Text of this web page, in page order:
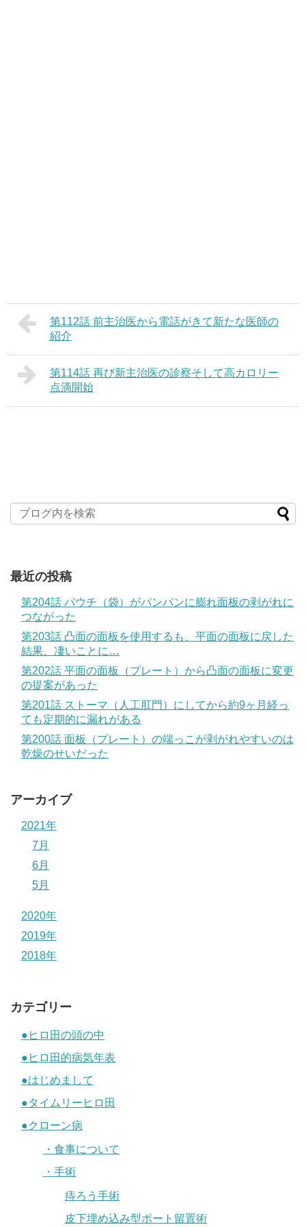
第112話 前主治医から電話がきて新たな医師の
紹介
第114話 再び新主治医の診察そして高カロリー
点滴開始
最近の投稿
第204話 パウチ（袋）がパンパンに膨れ面板の剥がれに
つながった
第203話 凸面の面板を使用するも、平面の面板に戻した
結果、凄いことに…
第202話 平面の面板（プレート）から凸面の面板に変更
の提案があった
第201話 ストーマ（人工肛門）にしてから約9ヶ月経っ
ても定期的に漏れがある
第200話 面板（プレート）の端っこが剥がれやすいのは
乾燥のせいだった
アーカイブ
2021年
7月
6月
5月
2020年
2019年
2018年
カテゴリー
●ヒロ田の頭の中
●ヒロ田的病気年表
●はじめまして
●タイムリーヒロ田
●クローン病
・食事について
・手術
痔ろう手術
皮下埋め込み型ポート留置術